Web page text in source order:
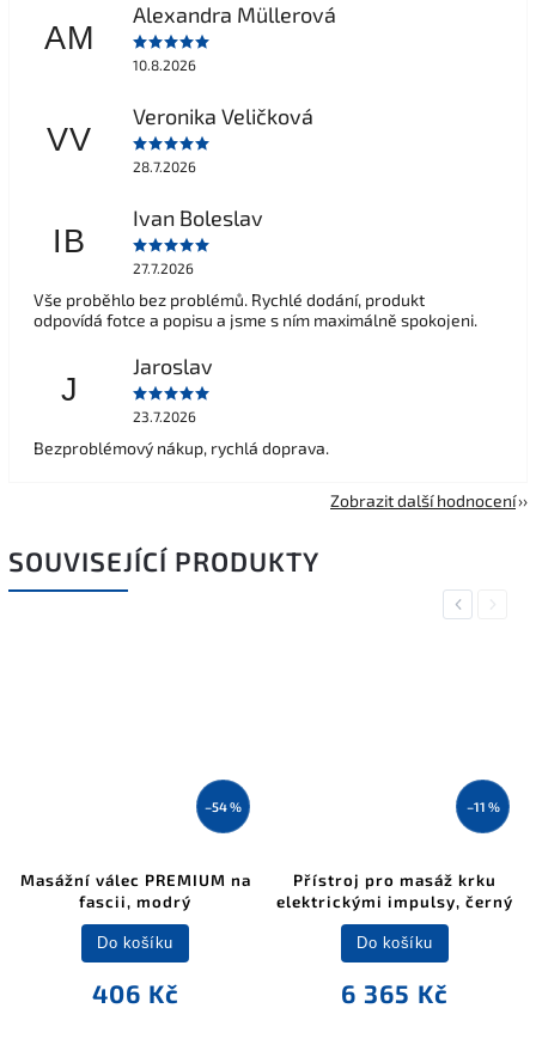
AM
Alexandra Müllerová
10.8.2026
VV
Veronika Veličková
28.7.2026
IB
Ivan Boleslav
27.7.2026
Vše proběhlo bez problémů. Rychlé dodání, produkt
odpovídá fotce a popisu a jsme s ním maximálně spokojeni.
J
Jaroslav
23.7.2026
Bezproblémový nákup, rychlá doprava.
Zobrazit další hodnocení
SOUVISEJÍCÍ PRODUKTY
Previous
–54 %
Masážní válec PREMIUM na
fascii, modrý
406 Kč
Do košíku
–11 %
Přístroj pro masáž krku
elektrickými impulsy, černý
6 365 Kč
Do košíku
Next